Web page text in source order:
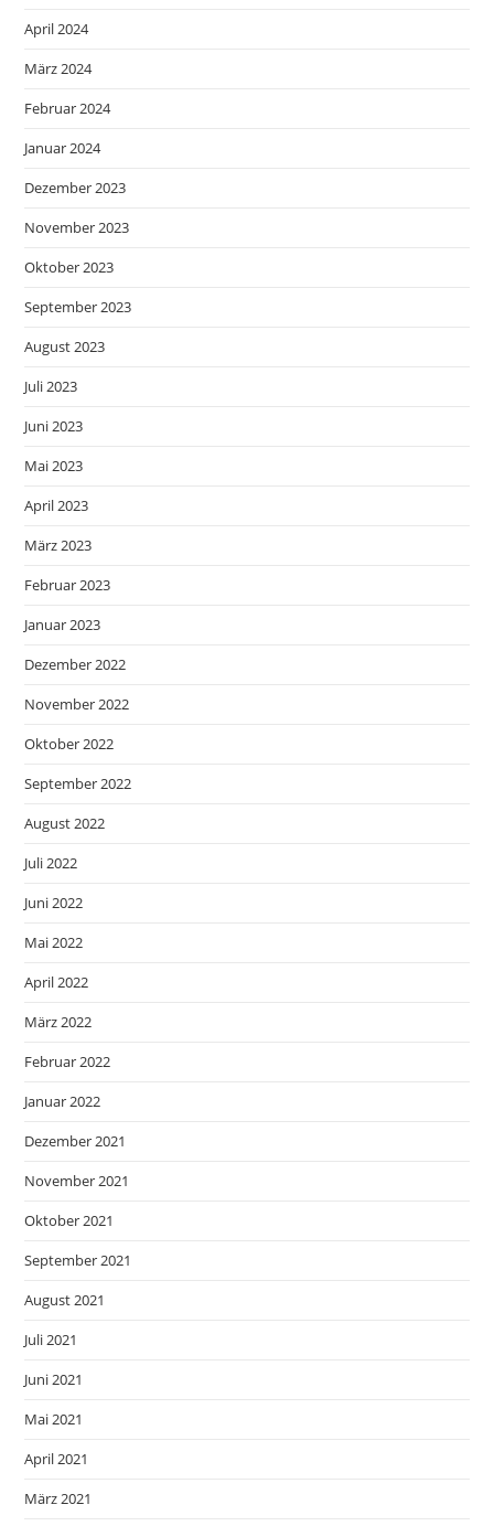
April 2024
März 2024
Februar 2024
Januar 2024
Dezember 2023
November 2023
Oktober 2023
September 2023
August 2023
Juli 2023
Juni 2023
Mai 2023
April 2023
März 2023
Februar 2023
Januar 2023
Dezember 2022
November 2022
Oktober 2022
September 2022
August 2022
Juli 2022
Juni 2022
Mai 2022
April 2022
März 2022
Februar 2022
Januar 2022
Dezember 2021
November 2021
Oktober 2021
September 2021
August 2021
Juli 2021
Juni 2021
Mai 2021
April 2021
März 2021